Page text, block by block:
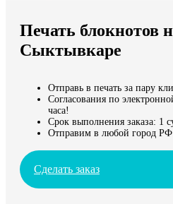
Мы доставляем по всему миру
Продолжить без города
Печать блокнотов
Сыктывкаре
Отправь в печать за пару
Согласования по
часа!
Срок выполнения заказа: 1
Отправим в любой город
Сделать заказ